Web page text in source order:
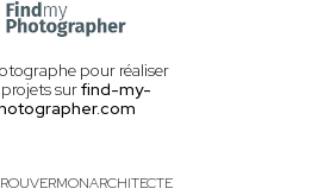
pour réaliser
surfind-my-